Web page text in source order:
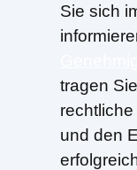
Sie sich
tragen
und den